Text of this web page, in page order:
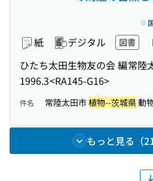
紙 デジタル 図書
ひたち太田生物友の会 編常陸
1996.3<RA145-G16>
件名 常陸太田市植物--茨城県動
もっと見る（